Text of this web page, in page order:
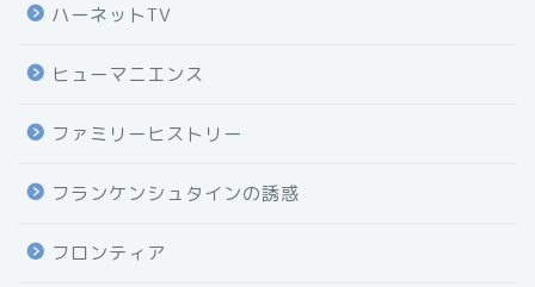
ハーネットTV
ヒューマニエンス
ファミリーヒストリー
フランケンシュタインの誘惑
フロンティア